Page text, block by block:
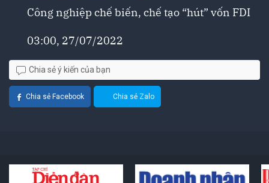
Công nghiệp chế biến, chế tạo “hút” vốn FDI
03:00, 27/07/2022
Chia sẻ ý kiến của bạn
Chia sẻ Facebook Chia sẻ Zalo